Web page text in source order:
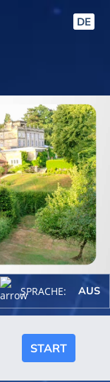
DE
SPRACHE: AUS
START